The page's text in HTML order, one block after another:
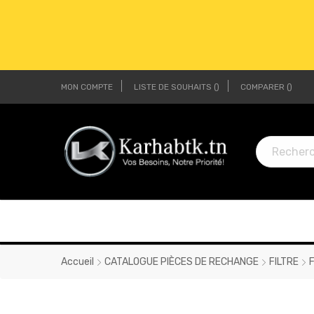
MON COMPTE LISTE DE SOUHAITS COMPARER
Accueil CATALOGUE PIÈCES DE RECHANGE FILTRE